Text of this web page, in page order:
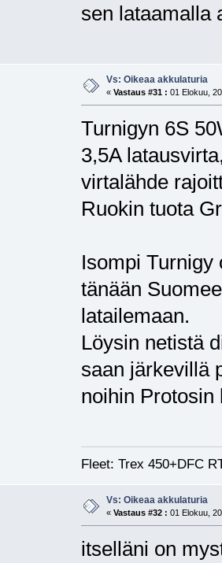
sen lataamalla
Vs: Oikeaa akkulaturia
« Vastaus #31 : 01 Elokuu,
Turnigyn 6S
3,5A
virtalähde
Ruokin tuota
Isompi Turnigy
tänään
latailemaan.
Löysin netistä
saan järkevillä
noihin Protosin
Fleet: Trex 450+DFC
Vs: Oikeaa akkulaturia
« Vastaus #32 : 01 Elokuu,
itselläni on